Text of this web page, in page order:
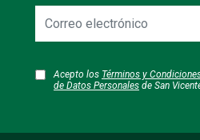
electrónico
Acepto los Términos y
de Datos Personales de San